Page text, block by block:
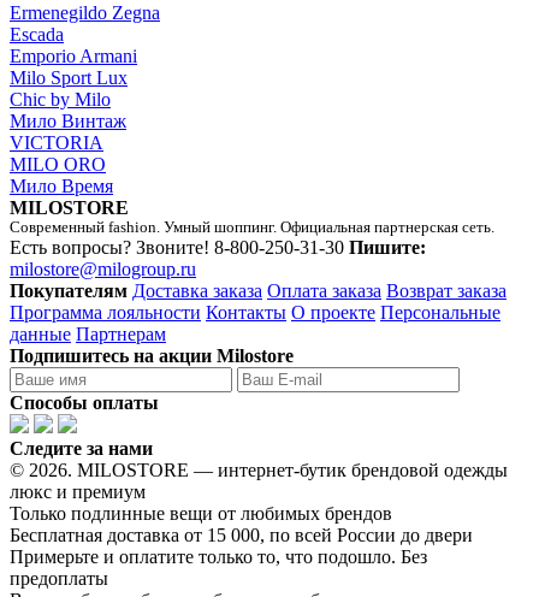
Ermenegildo Zegna
Escada
Emporio Armani
Milo Sport Lux
Chic by Milo
Мило Винтаж
VICTORIA
MILO ORO
Мило Время
MILOSTORE
Современный fashion. Умный шоппинг. Официальная партнерская сеть.
Есть вопросы? Звоните! 8-800-250-31-30 Пишите:
milostore@milogroup.ru
Покупателям Доставка заказа Оплата заказа Возврат заказа
Программа лояльности Контакты О проекте Персональные
данные Партнерам
Подпишитесь на акции Milostore
Способы оплаты
Следите за нами
© 2026. MILOSTORE — интернет-бутик брендовой одежды
люкс и премиум
Только подлинные вещи от любимых брендов
Бесплатная доставка от 15 000, по всей России до двери
Примерьте и оплатите только то, что подошло. Без
предоплаты